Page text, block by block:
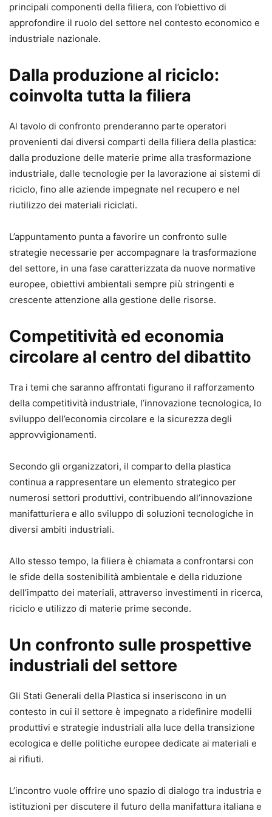
principali componenti della filiera, con l’obiettivo di
approfondire il ruolo del settore nel contesto economico e
industriale nazionale.
Dalla produzione al riciclo:
coinvolta tutta la filiera
Al tavolo di confronto prenderanno parte operatori
provenienti dai diversi comparti della filiera della plastica:
dalla produzione delle materie prime alla trasformazione
industriale, dalle tecnologie per la lavorazione ai sistemi di
riciclo, fino alle aziende impegnate nel recupero e nel
riutilizzo dei materiali riciclati.
L’appuntamento punta a favorire un confronto sulle
strategie necessarie per accompagnare la trasformazione
del settore, in una fase caratterizzata da nuove normative
europee, obiettivi ambientali sempre più stringenti e
crescente attenzione alla gestione delle risorse.
Competitività ed economia
circolare al centro del dibattito
Tra i temi che saranno affrontati figurano il rafforzamento
della competitività industriale, l’innovazione tecnologica, lo
sviluppo dell’economia circolare e la sicurezza degli
approvvigionamenti.
Secondo gli organizzatori, il comparto della plastica
continua a rappresentare un elemento strategico per
numerosi settori produttivi, contribuendo all’innovazione
manifatturiera e allo sviluppo di soluzioni tecnologiche in
diversi ambiti industriali.
Allo stesso tempo, la filiera è chiamata a confrontarsi con
le sfide della sostenibilità ambientale e della riduzione
dell’impatto dei materiali, attraverso investimenti in ricerca,
riciclo e utilizzo di materie prime seconde.
Un confronto sulle prospettive
industriali del settore
Gli Stati Generali della Plastica si inseriscono in un
contesto in cui il settore è impegnato a ridefinire modelli
produttivi e strategie industriali alla luce della transizione
ecologica e delle politiche europee dedicate ai materiali e
ai rifiuti.
L’incontro vuole offrire uno spazio di dialogo tra industria e
istituzioni per discutere il futuro della manifattura italiana e